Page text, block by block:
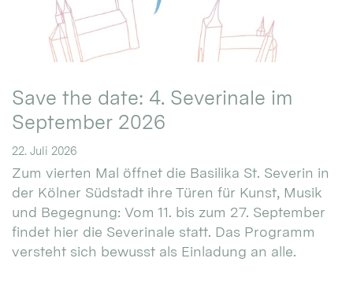
Save the date: 4. Severinale im
September 2026
22. Juli 2026
Zum vierten Mal öffnet die Basilika St. Severin in
der Kölner Südstadt ihre Türen für Kunst, Musik
und Begegnung: Vom 11. bis zum 27. September
findet hier die Severinale statt. Das Programm
versteht sich bewusst als Einladung an alle.